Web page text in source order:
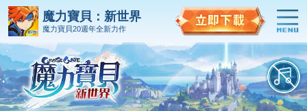
魔力寶貝：新世界
魔力寶貝20週年全新力作